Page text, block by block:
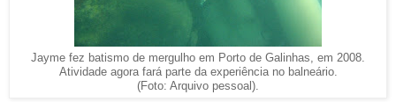
Jayme fez batismo de mergulho em Porto de Galinhas, em 2008.
Atividade agora fará parte da experiência no balneário.
(Foto: Arquivo pessoal).